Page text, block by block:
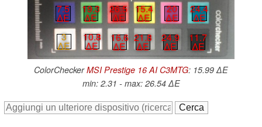
7.5
∆E
19.3
∆E
26.5
∆E
15.4
∆E
20
∆E
24.4
∆E
3
∆E
10.8
∆E
16.6
∆E
21.8
∆E
24.9
∆E
11.7
∆E
ColorCheckerMSI Prestige 16 AI C3MTG: 15.99 ∆E
min: 2.31 - max: 26.54 ∆E